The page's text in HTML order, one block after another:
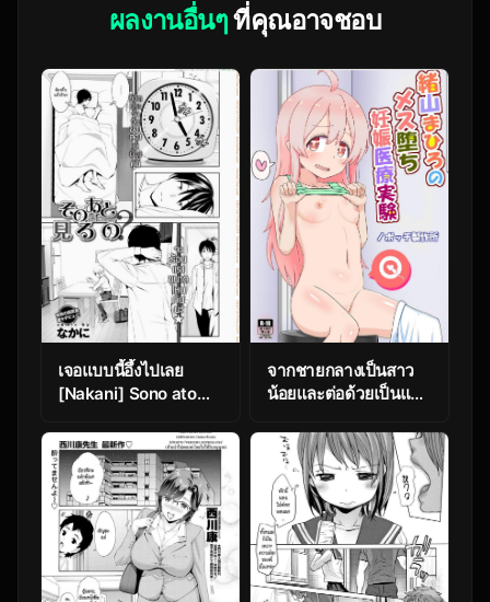
ผลงานอื่นๆที่คุณอาจชอบ
เจอแบบนี้อึ้งไปเลย
[Nakani] Sono ato
Then to See ?
(COMIC BAVEL
2015-02)
จากชายกลางเป็นสาว
น้อยและต่อด้วยเป็นแม่
Seisakusho (Nagumo
Ryuuichi)] Oyama
Mahiro no Mesuochi
Haramase Shussan
Jikken! (Onii-chan
wa Oshimai!)